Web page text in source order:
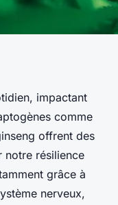
et
le
impactant
comme
offrent des
notre résilience
grâce à
nerveux,